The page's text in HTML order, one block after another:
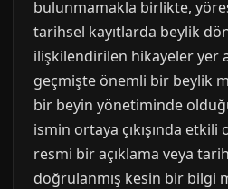
bulunmamakla birlikte,
tarihsel kayıtlarda beylik
ilişkilendirilen hikayeler yer
geçmişte önemli bir beylik
bir beyin yönetiminde
ismin ortaya çıkışında
resmi bir açıklama veya
doğrulanmış kesin bir bilgi